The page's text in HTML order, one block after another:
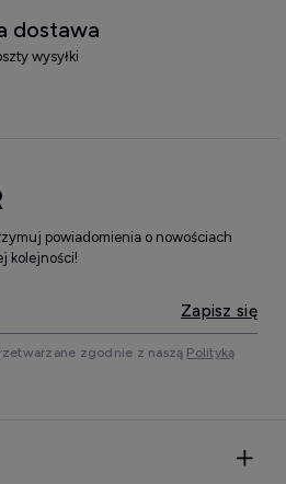
dostawa
wysyłki
powiadomienia o nowościach
kolejności!
Zapisz się
zgodnie z naszą Polityką